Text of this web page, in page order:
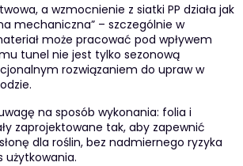
a wzmocnienie z siatki PP działa jak
mechaniczna” – szczególnie w
może pracować pod wpływem
tunel nie jest tylko sezonową
rozwiązaniem do upraw w
na sposób wykonania: folia i
zaprojektowane tak, aby zapewnić
dla roślin, bez nadmiernego ryzyka
użytkowania.